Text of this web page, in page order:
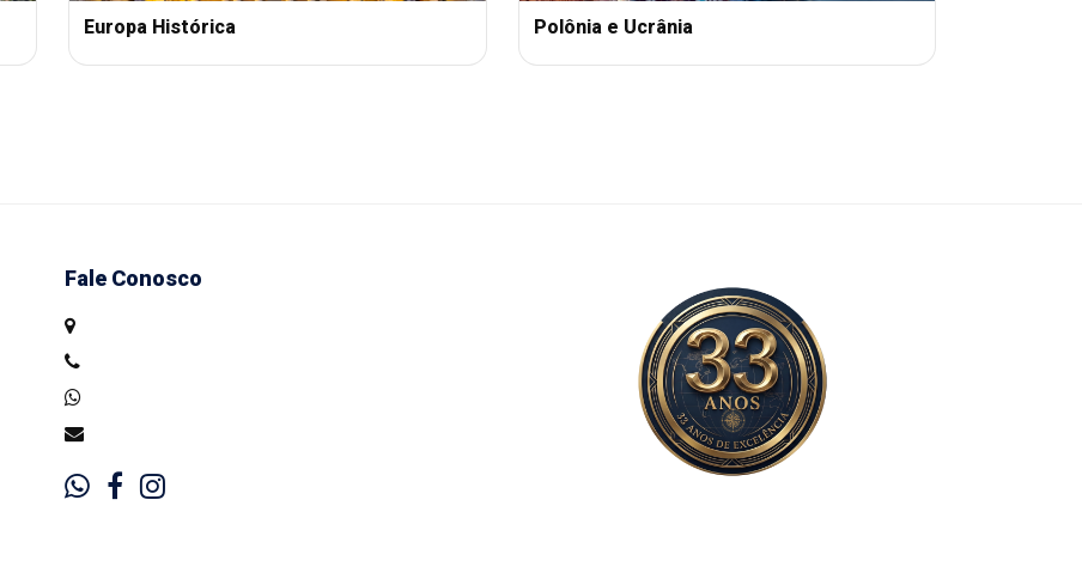
Europa Histórica Polônia e Ucrânia
Fale Conosco